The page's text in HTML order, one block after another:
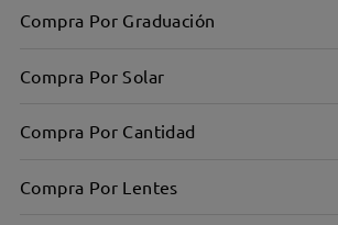
Compra Por Graduación
Compra Por Solar
Compra Por Cantidad
Compra Por Lentes